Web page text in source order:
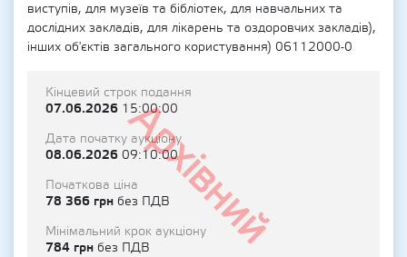
виступів, для музеїв та бібліотек, для навчальних та
дослідних закладів, для лікарень та оздоровчих закладів),
інших об'єктів загального користування) 06112000-0
Архівний
Кінцевий строк подання
07.06.2026 15:00:00
Дата початку аукціону
08.06.2026 09:10:00
Початкова ціна
78 366 грн без ПДВ
Мінімальний крок аукціону
784 грн без ПДВ